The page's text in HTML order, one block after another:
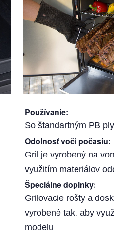
Používanie:
So štandartným PB
Odolnosť voči počasiu:
Gril je vyrobený na
využitím materiálov
Špeciálne doplnky:
Grilovacie rošty a
vyrobené tak, aby
modelu